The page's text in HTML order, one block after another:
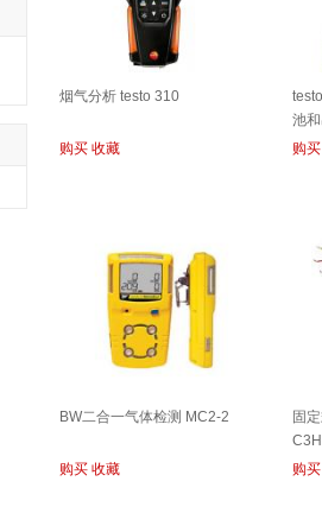
烟气分析 testo 310
购买 收藏
池
购买
BW二合一气体检测 MC2-2
购买 收藏
固
购买